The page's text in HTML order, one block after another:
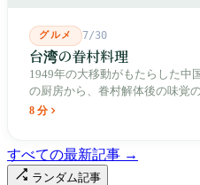
グルメ 7/30
台湾の眷村料理
1949年の大移動がもたらした中
の厨房から、眷村解体後の味覚
8 分
すべての最新記事 →
ランダム記事